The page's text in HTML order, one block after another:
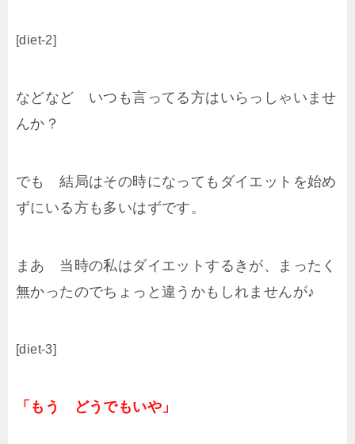
[diet-2]
などなど いつも言ってる方はいらっしゃいませ
んか？
でも 結局はその時になってもダイエットを始め
ずにいる方も多いはずです。
まあ 当時の私はダイエットするきが、まったく
無かったのでちょっと違うかもしれませんが♪
[diet-3]
「もう どうでもいや」